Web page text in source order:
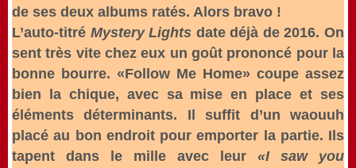
de ses deux albums ratés. Alors bravo !
L’auto-titré Mystery Lights date déjà de 2016. On
sent très vite chez eux un goût prononcé pour la
bonne bourre. «Follow Me Home» coupe assez
bien la chique, avec sa mise en place et ses
éléments déterminants. Il suffit d’un waouuh
placé au bon endroit pour emporter la partie. Ils
tapent dans le mille avec leur «I saw you